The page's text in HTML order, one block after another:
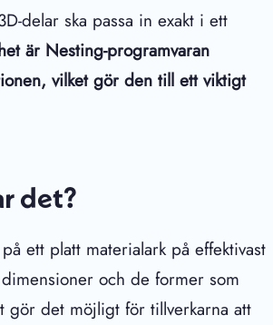
delar ska passa in exakt i ett
är Nesting-programvaran
vilket gör den till ett viktigt
det?
ett platt materialark på effektivast
och de former som
gör det möjligt för tillverkarna att